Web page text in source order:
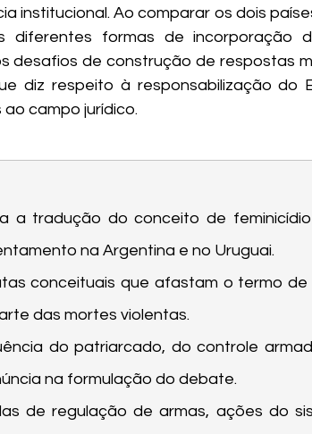
institucional. Ao comparar os dois
diferentes formas de incorporação
desafios de construção de respostas
diz respeito à responsabilização do
campo jurídico.
a tradução do conceito de
na Argentina e no Uruguai.
conceituais que afastam o termo de
das mortes violentas.
do patriarcado, do controle
na formulação do debate.
de regulação de armas, ações do